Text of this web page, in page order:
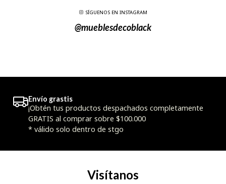
SÍGUENOS EN INSTAGRAM
@mueblesdecoblack
Envío grastis
¡Obtén tus productos despachados completamente
GRATIS al comprar sobre $100.000
* válido solo dentro de stgo
Visítanos